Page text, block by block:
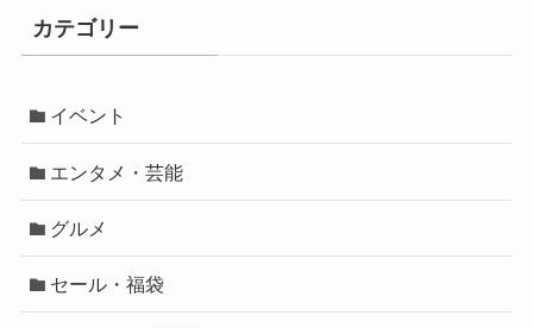
カテゴリー
イベント
エンタメ・芸能
グルメ
セール・福袋